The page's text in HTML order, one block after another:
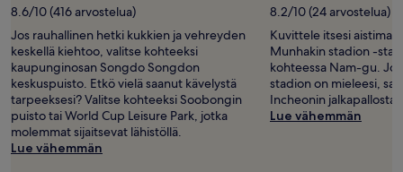
8.6/10 (416 arvostelua)
Jos rauhallinen hetki kukkien ja vehreyden
keskellä kiehtoo, valitse kohteeksi
kaupunginosan Songdo Songdon
keskuspuisto. Etkö vielä saanut kävelystä
tarpeeksesi? Valitse kohteeksi Soobongin
puisto tai World Cup Leisure Park, jotka
molemmat sijaitsevat lähistöllä.
Lue vähemmän
8.2/10 (24 arvostelua)
Kuvittele itsesi
Munhakin stadion -
kohteessa Nam-gu.
stadion on mieleesi,
Incheonin
Lue vähemmän